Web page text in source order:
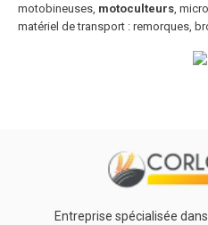
motobineuses, motoculteurs,
matériel de transport : remorques,
Entreprise spécialisée